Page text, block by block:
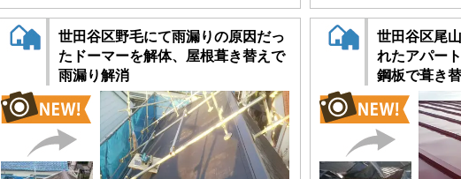
世田谷区野毛にて雨漏りの原因だっ
たドーマーを解体、屋根葺き替えで
雨漏り解消
世田谷区尾
れたアパー
鋼板で葺き